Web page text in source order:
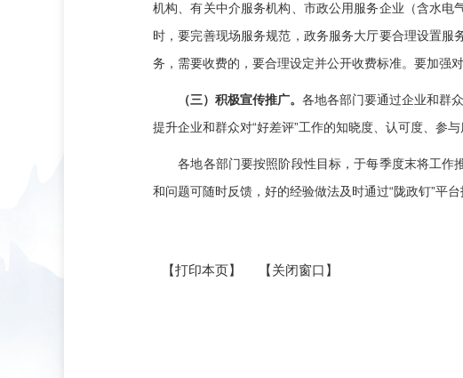
机构、有关中介服务机构、市政公用服务企业（含水电
时，要完善现场服务规范，政务服务大厅要合理设置服
务，需要收费的，要合理设定并公开收费标准。要加强
（三）积极宣传推广。 各地各部门要通过企业和群
提升企业和群众对“好差评”工作的知晓度、认可度、参与
各地各部门要按照阶段性目标，于每季度末将工作推
和问题可随时反馈，好的经验做法及时通过“陇政钉”平台
【打印本页】 【关闭窗口】